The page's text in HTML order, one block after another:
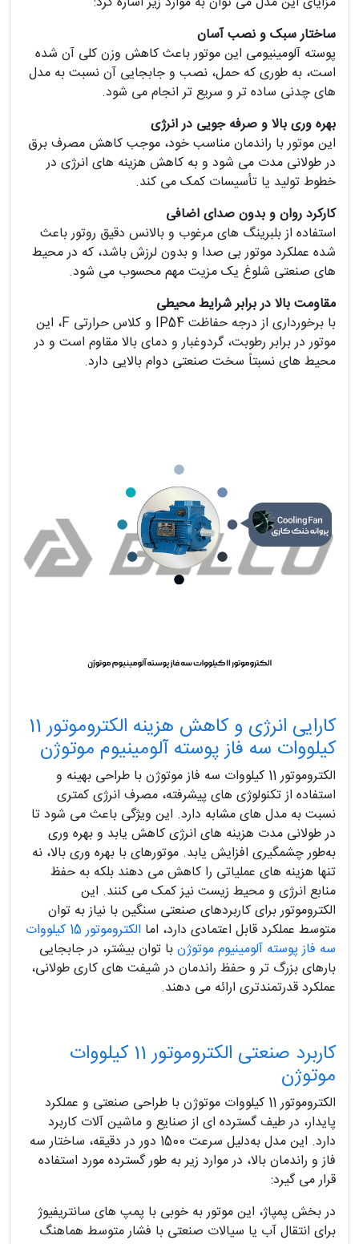
ساختار سبک و نصب آسان
پوسته آلومینیومی این موتور باعث کاهش وزن کلی آن شده
است، به‌ طوری‌ که حمل، نصب و جابجایی آن نسبت به مدل‌
های چدنی ساده‌ تر و سریع‌ تر انجام می‌ شود.
بهره‌ وری بالا و صرفه‌ جویی در انرژی
این موتور با راندمان مناسب خود، موجب کاهش مصرف برق
در طولانی‌ مدت می‌ شود و به کاهش هزینه‌ های انرژی در
خطوط تولید یا تأسیسات کمک می‌ کند.
کارکرد روان و بدون صدای اضافی
استفاده از بلبرینگ‌ های مرغوب و بالانس دقیق روتور باعث
شده عملکرد موتور بی‌ صدا و بدون لرزش باشد، که در محیط‌
های صنعتی شلوغ یک مزیت مهم محسوب می‌ شود.
مقاومت بالا در برابر شرایط محیطی
با برخورداری از درجه حفاظت IP54 و کلاس حرارتی F، این
موتور در برابر رطوبت، گردوغبار و دمای بالا مقاوم است و در
محیط‌ های نسبتاً سخت صنعتی دوام بالایی دارد.
کارایی انرژی و کاهش هزینه الکتروموتور 11
کیلووات سه فاز پوسته آلومینیوم موتوژن
الکتروموتور 11 کیلووات سه فاز موتوژن با طراحی بهینه و
استفاده از تکنولوژی‌ های پیشرفته، مصرف انرژی کمتری
نسبت به مدل‌ های مشابه دارد. این ویژگی باعث می‌ شود تا
در طولانی‌ مدت هزینه‌ های انرژی کاهش یابد و بهره‌ وری
به‌طور چشمگیری افزایش یابد. موتورهای با بهره‌ وری بالا، نه‌
تنها هزینه‌ های عملیاتی را کاهش می‌ دهند بلکه به حفظ
منابع انرژی و محیط‌ زیست نیز کمک می‌ کنند. این
الکتروموتور برای کاربردهای صنعتی سنگین با نیاز به توان
متوسط عملکرد قابل اعتمادی دارد، اما
الکتروموتور 15 کیلووات
سه فاز پوسته آلومینیوم موتوژنبا توان بیشتر، در جابجایی
بارهای بزرگ‌ تر و حفظ راندمان در شیفت‌ های کاری طولانی،
عملکرد قدرتمندتری ارائه می‌ دهند.
کاربرد صنعتی الکتروموتور 11 کیلووات
موتوژن
الکتروموتور 11 کیلووات موتوژن با طراحی صنعتی و عملکرد
پایدار، در طیف گسترده‌ ای از صنایع و ماشین‌ آلات کاربرد
دارد. این مدل به‌دلیل سرعت 1500 دور در دقیقه، ساختار سه
فاز و راندمان بالا، در موارد زیر به‌ طور گسترده مورد استفاده
قرار می‌ گیرد:
در بخش پمپاژ، این موتور به‌ خوبی با پمپ‌ های سانتریفیوژ
برای انتقال آب یا سیالات صنعتی با فشار متوسط هماهنگ